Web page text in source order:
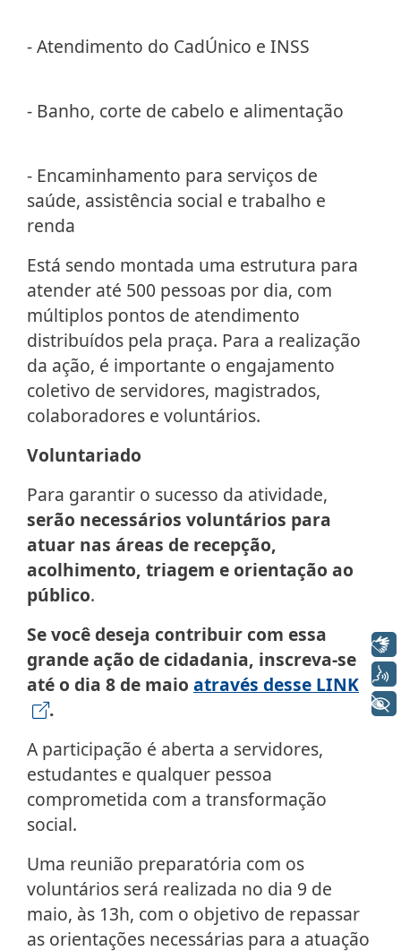
- Atendimento do CadÚnico e INSS
- Banho, corte de cabelo e alimentação
- Encaminhamento para serviços de
saúde, assistência social e trabalho e
renda
Está sendo montada uma estrutura para
atender até 500 pessoas por dia, com
múltiplos pontos de atendimento
distribuídos pela praça. Para a realização
da ação, é importante o engajamento
coletivo de servidores, magistrados,
colaboradores e voluntários.
Voluntariado
Para garantir o sucesso da atividade,
serão necessários voluntários para
atuar nas áreas de recepção,
acolhimento, triagem e orientação ao
público.
Se você deseja contribuir com essa
grande ação de cidadania, inscreva-se
até o dia 8 de maio através desse LINK
.
A participação é aberta a servidores,
estudantes e qualquer pessoa
comprometida com a transformação
social.
Uma reunião preparatória com os
voluntários será realizada no dia 9 de
maio, às 13h, com o objetivo de repassar
as orientações necessárias para a atuação
Libras
Voz